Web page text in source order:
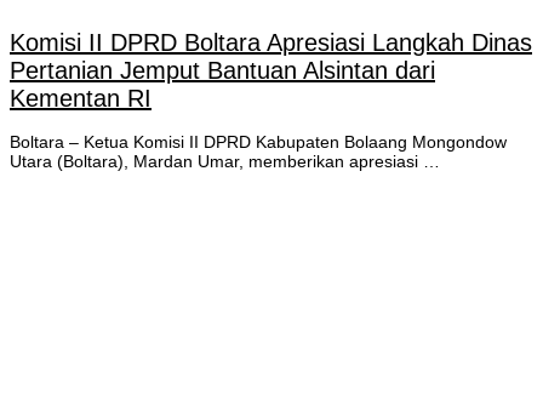
Komisi II DPRD Boltara Apresiasi Langkah Dinas
Pertanian Jemput Bantuan Alsintan dari
Kementan RI
Boltara – Ketua Komisi II DPRD Kabupaten Bolaang Mongondow
Utara (Boltara), Mardan Umar, memberikan apresiasi …